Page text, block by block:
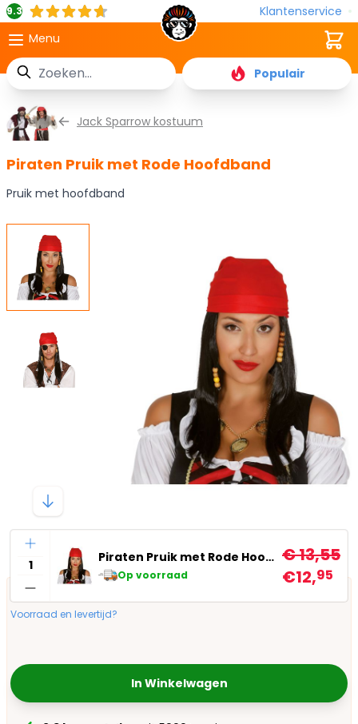
9.3
Klantenservice
Menu
Zoek
Populair
Cart
Jack Sparrow kostuum
Piraten Pruik met Rode Hoofdband
Pruik met hoofdband
Aantal
Piraten Pruik met Rode Hoofdband
Op voorraad
€ 13,55
€12,95
Voorraad en levertijd?
In Winkelwagen